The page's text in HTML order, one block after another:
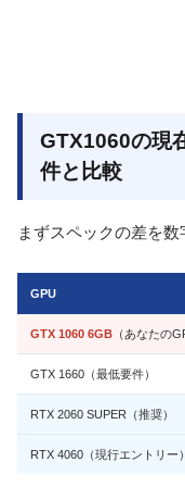
GTX1060の現
件と比較
まずスペックの差を数
GPU
GTX 1060 6GB （あなたの
GTX 1660（最低要件）
RTX 2060 SUPER（推奨）
RTX 4060（現行エントリー）